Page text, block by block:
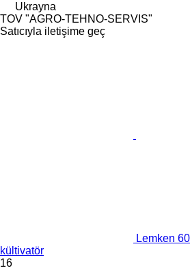
Ukrayna
TOV "AGRO-TEHNO-SERVIS"
Satıcıyla iletişime geç
Lemken
kültivatör
16